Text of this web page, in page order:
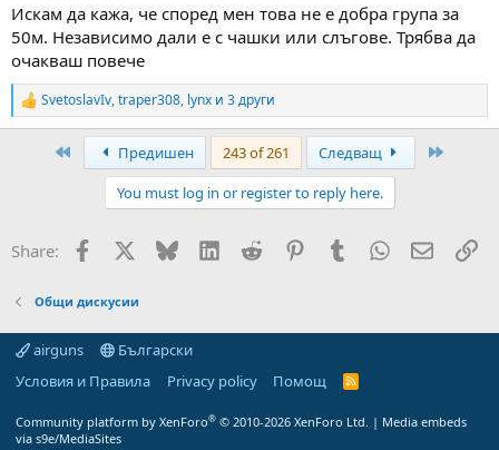
Искам да кажа, че според мен това не е добра група за
50м. Независимо дали е с чашки или слъгове. Трябва да
очакваш повече
R
e
s
SvetoslavIv,traper308, lynx и 3 други
Предишен 243 of 261 Следващ
You must log in or register to reply here.
Share: Facebook Bluesky LinkedInReddit PinterestTumblrWhatsApp
Email
Общи дискусии
airguns
Български
Условия и Правила
Privacy policy Помощ
R
Community platform by XenForo® © 2010-2026 XenForo Ltd. | Media embeds
via s9e/MediaSites